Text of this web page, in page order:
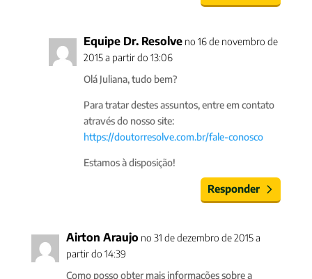
Equipe Dr. Resolve no 16 de novembro de
2015 a partir do 13:06
Olá Juliana, tudo bem?
Para tratar destes assuntos, entre em contato
através do nosso site:
https://doutorresolve.com.br/fale-conosco
Estamos à disposição!
Responder
Airton Araujo no 31 de dezembro de 2015 a
partir do 14:39
Como posso obter mais informações sobre a